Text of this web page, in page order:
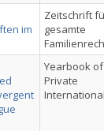
im
Zeitschrift
gesamte
Yearbook of
Private